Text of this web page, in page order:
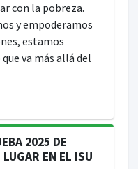
con la pobreza.
y empoderamos
estamos
va más allá del
2025 DE
EN EL ISU